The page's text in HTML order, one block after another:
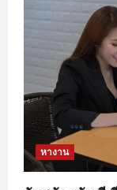
หางาน